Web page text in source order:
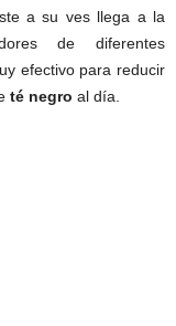
a su ves llega a la
de diferentes
efectivo para reducir
té negro al día.